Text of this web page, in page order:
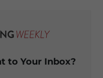
to Your Inbox?